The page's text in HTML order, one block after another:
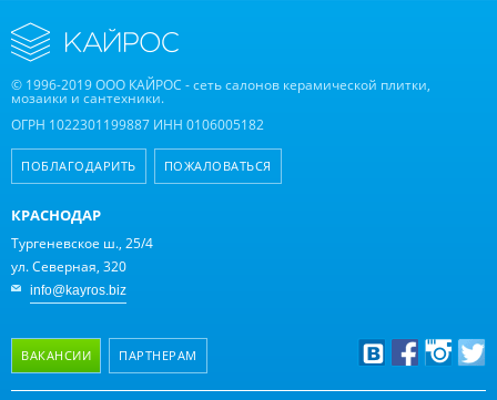
© 1996-2019 ООО КАЙРОС - сеть салонов керамической плитки,
мозаики и сантехники.
ОГРН 1022301199887 ИНН 0106005182
ПОБЛАГОДАРИТЬ ПОЖАЛОВАТЬСЯ
КРАСНОДАР
Тургеневское ш., 25/4
ул. Северная, 320
info@kayros.biz
ВАКАНСИИ ПАРТНЕРАМ